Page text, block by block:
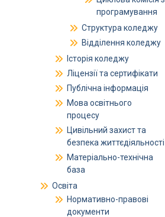
програмування
Структура коледжу
Відділення коледжу
Історія коледжу
Ліцензії та сертифікати
Публічна інформація
Мова освітнього
процесу
Цивільний захист та
безпека життєдіяльності
Матеріально-технічна
база
Освіта
Нормативно-правові
документи